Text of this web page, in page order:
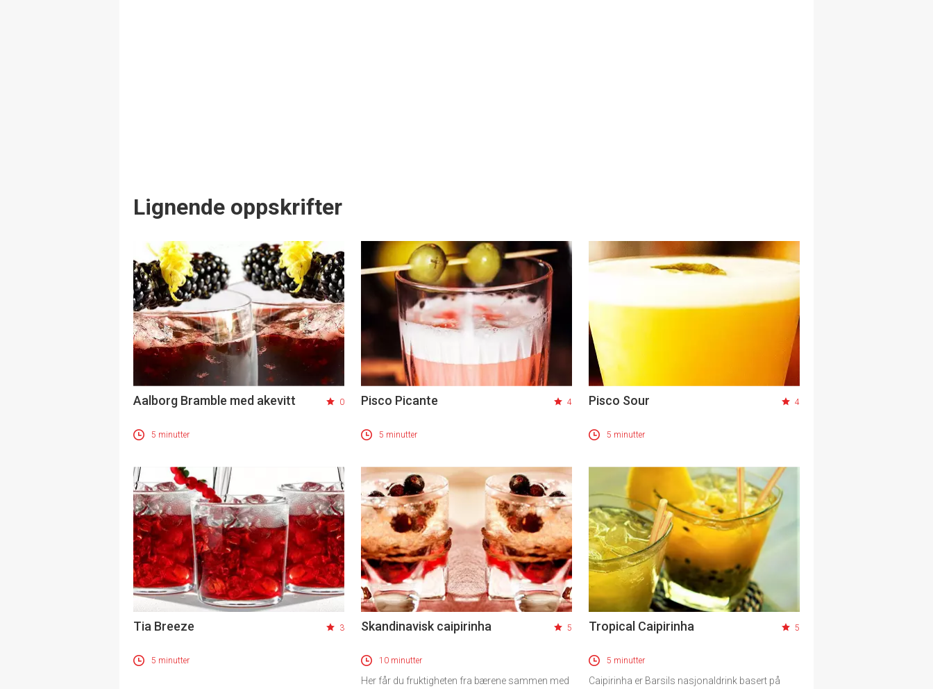
Lignende oppskrifter
Aalborg Bramble med akevitt 0
5 minutter
Pisco Picante 4
5 minutter
Pisco Sour 4
5 minutter
Tia Breeze 3
5 minutter
Skandinavisk caipirinha 5
10 minutter
Her får du fruktigheten fra bærene sammen med
Tropical Caipirinha 5
5 minutter
Caipirinha er Barsils nasjonaldrink basert på